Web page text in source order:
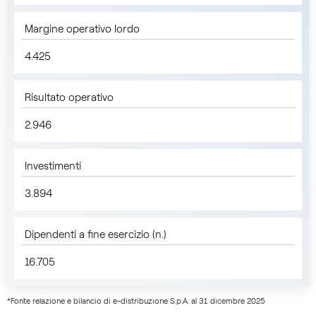
Margine operativo lordo
4.425
Risultato operativo
2.946
Investimenti
3.894
Dipendenti a fine esercizio (n.)
16.705
*Fonte relazione e bilancio di e-distribuzione S.p.A. al 31 dicembre 2025